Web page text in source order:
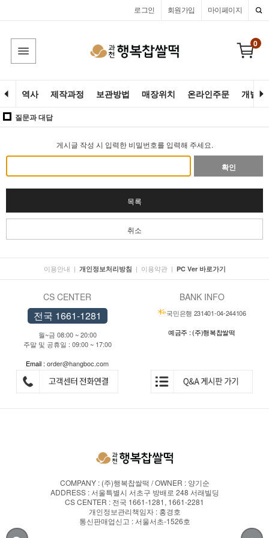
마이페이지
회원가입
로그인
0
역사 제작과정 보관방법 매장위치 온라인주문 개별
질문과 대답
게시글 작성 시 입력한 비밀번호를 입력해 주세요.
확인
목록
취소
이용안내 | 개인정보처리방침 | 이용약관 | PC Ver 바로가기
CS CENTER
전국 1661-1281
월~금 08:00 ~ 20:00
주말 및 공휴일 : 09:00 ~ 17:00
Email : order@hangboc.com
BANK INFO
국민은행 231401-04-244106
예금주 : (주)행복찹쌀떡
COMPANY : (주)행복찹쌀떡 / OWNER : 양기순
ADDRESS : 서울특별시 서초구 방배로 248 서래빌딩
CS CENTER : 전국 1661-1281, 1661-2281
개인정보관리책임자 : 홍경호
통신판매업신고 : 서울서초-1526호